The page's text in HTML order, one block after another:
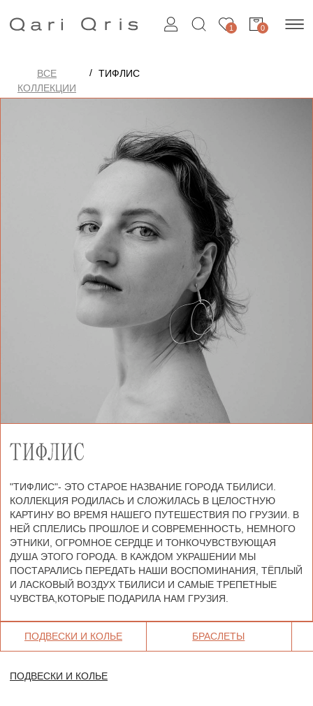
1
"ТИФЛИС"- ЭТО СТАРОЕ НАЗВАНИЕ ГОРОДА ТБИЛИСИ.
КОЛЛЕКЦИЯ РОДИЛАСЬ И СЛОЖИЛАСЬ В ЦЕЛОСТНУЮ
КАРТИНУ ВО ВРЕМЯ НАШЕГО ПУТЕШЕСТВИЯ ПО ГРУЗИИ. В
НЕЙ СПЛЕЛИСЬ ПРОШЛОЕ И СОВРЕМЕННОСТЬ, НЕМНОГО
ЭТНИКИ, ОГРОМНОЕ СЕРДЦЕ И ТОНКОЧУВСТВУЮЩАЯ
ПОДВЕСКИ И КОЛЬЕ
ПОДВЕСКИ И КОЛЬЕ